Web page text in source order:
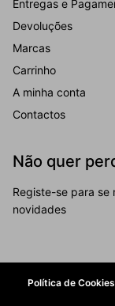
Entregas e
Devoluções
Marcas
Carrinho
A minha conta
Contactos
Não quer
Registe-se para se
novidades
Política de Cookies